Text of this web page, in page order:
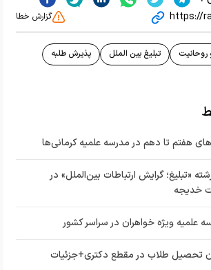
https:// گزارش خطا
روحانیت تبلیغ بین الملل
پذیرش طلبه
هفتم تا دهم در مدرسه علمیه کرمانی‌ها
«تبلیغ؛ گرایش ارتباطات بین‌الملل» در
خدیجه
تحصیل طلاب در مقطع دکتری+جزئیات